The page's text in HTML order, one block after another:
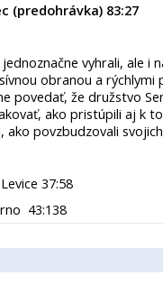
(predohrávka) 83:27
vyhrali, ale i
obranou a
povedať, že družstvo
ako pristúpili aj k
povzbudzovali
37:58
43:138